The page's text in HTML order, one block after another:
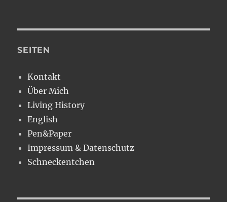
SEITEN
Kontakt
Über Mich
Living History
English
Pen&Paper
Impressum & Datenschutz
Schneckentchen